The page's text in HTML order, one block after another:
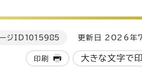
ジID 1015985 更新日 2026年7
印刷 大きな文字で